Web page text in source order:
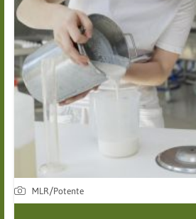
MLR/Potente